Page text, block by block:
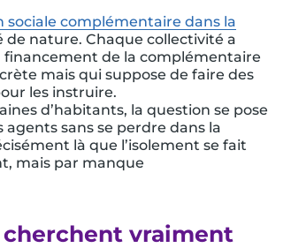
sociale complémentaire dans la
de nature. Chaque collectivité a
financement de la complémentaire
mais qui suppose de faire des
les instruire.
d’habitants, la question se pose
sans se perdre dans la
là que l’isolement se fait
mais par manque
vraiment